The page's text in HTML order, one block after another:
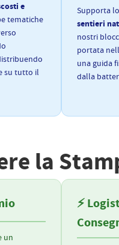
e
tematiche
su tutto il
Supporta
sentieri
nostri
portata
una guida
dalla
la
un
⚡